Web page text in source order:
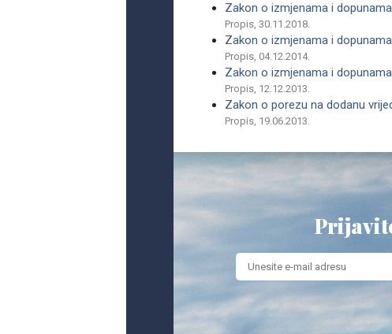
Zakon o izmjenama i
Propis, 30.11.2018.
Zakon o izmjenama i
Propis, 04.12.2014.
Zakon o izmjenama i
Propis, 12.12.2013.
Zakon o porezu na dodanu
Propis, 19.06.2013.